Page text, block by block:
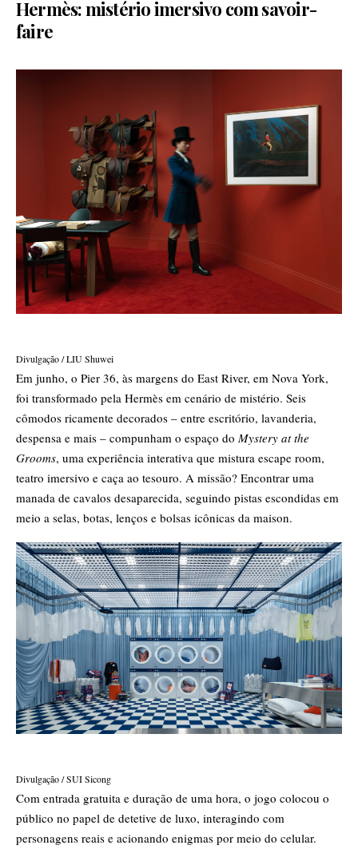
Hermès: mistério imersivo com savoir-
faire
Divulgação / LIU Shuwei
Em junho, o Pier 36, às margens do East River, em Nova York,
foi transformado pela Hermès em cenário de mistério. Seis
cômodos ricamente decorados – entre escritório, lavanderia,
despensa e mais – compunham o espaço do Mystery at the
Grooms, uma experiência interativa que mistura escape room,
teatro imersivo e caça ao tesouro. A missão? Encontrar uma
manada de cavalos desaparecida, seguindo pistas escondidas em
meio a selas, botas, lenços e bolsas icônicas da maison.
Divulgação / SUI Sicong
Com entrada gratuita e duração de uma hora, o jogo colocou o
público no papel de detetive de luxo, interagindo com
personagens reais e acionando enigmas por meio do celular.